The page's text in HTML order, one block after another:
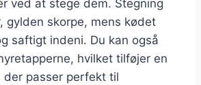
ved at stege dem. Stegning
gylden skorpe, mens kødet
saftigt indeni. Du kan også
hvilket tilføjer en
der passer perfekt til